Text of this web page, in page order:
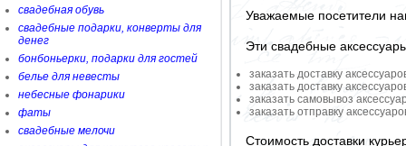
свадебная обувь
свадебные подарки, конверты для
денег
бонбоньерки, подарки для гостей
белье для невесты
небесные фонарики
фаты
свадебные мелочи
Уважаемые посетители
Эти свадебные
заказать доставку
заказать доставку
заказать самовывоз
заказать отправку
Стоимость доставки